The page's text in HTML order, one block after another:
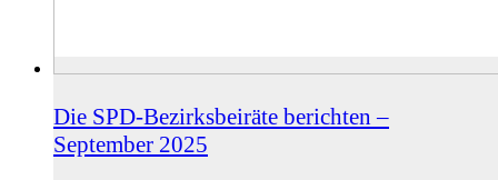
Die SPD-Bezirksbeiräte berichten –
September 2025